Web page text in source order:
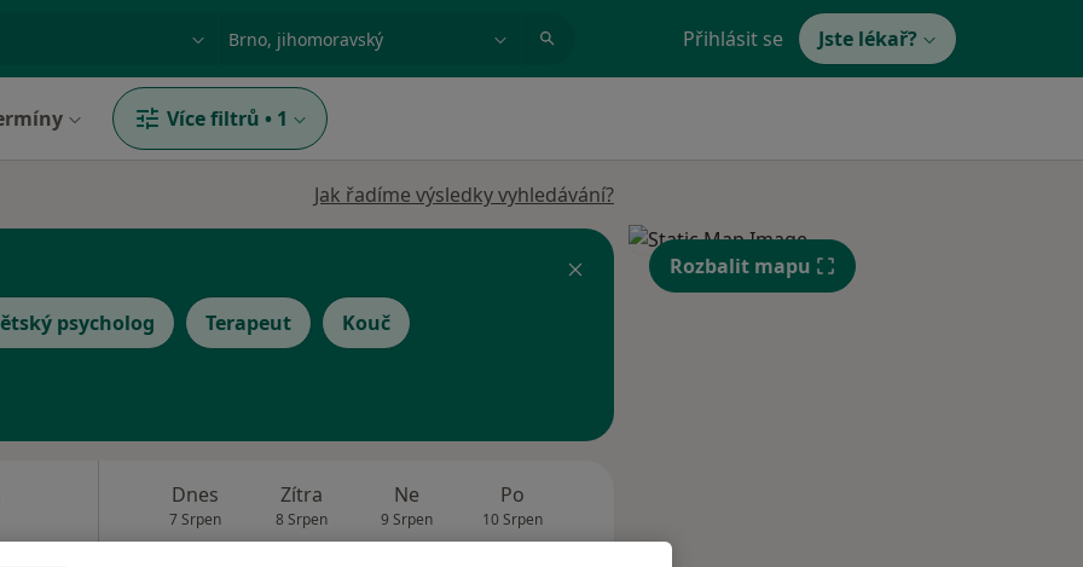
Město nebo region Přihlásit se Jste lékař?
Více filtrů • 1
Jak řadíme výsledky vyhledávání?
psycholog Terapeut Kouč
Dnes
7 Srpen
Zítra
8 Srpen
Ne
9 Srpen
Po
10 Srpen
Rozbalit mapu